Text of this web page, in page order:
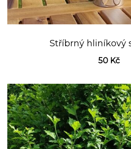
Stříbrný hliníkový
50 Kč